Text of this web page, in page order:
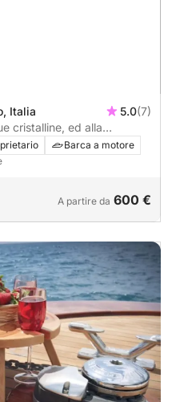
Italia 5.0(7)
cristalline, ed alla
Barca a motore
A partire da 600 €